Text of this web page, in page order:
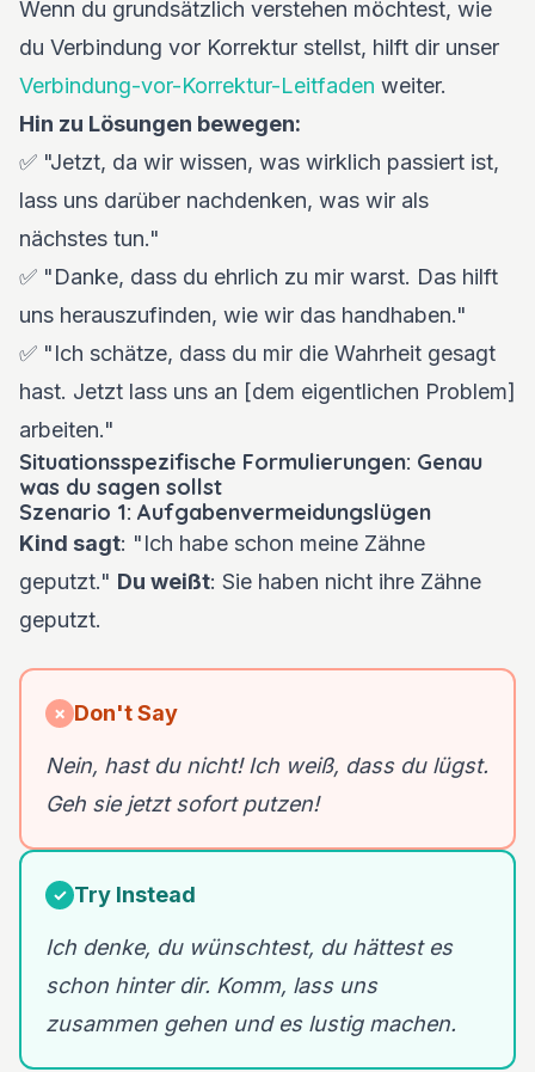
Wenn du grundsätzlich verstehen möchtest, wie
du Verbindung vor Korrektur stellst, hilft dir unser
Verbindung-vor-Korrektur-Leitfaden weiter.
Hin zu Lösungen bewegen:
✅ "Jetzt, da wir wissen, was wirklich passiert ist,
lass uns darüber nachdenken, was wir als
nächstes tun."
✅ "Danke, dass du ehrlich zu mir warst. Das hilft
uns herauszufinden, wie wir das handhaben."
✅ "Ich schätze, dass du mir die Wahrheit gesagt
hast. Jetzt lass uns an [dem eigentlichen Problem]
arbeiten."
Situationsspezifische Formulierungen: Genau
was du sagen sollst
Szenario 1: Aufgabenvermeidungslügen
Kind sagt: "Ich habe schon meine Zähne
geputzt." Du weißt: Sie haben nicht ihre Zähne
geputzt.
✗ Don't Say
Nein, hast du nicht! Ich weiß, dass du lügst.
Geh sie jetzt sofort putzen!
✓ Try Instead
Ich denke, du wünschtest, du hättest es
schon hinter dir. Komm, lass uns
zusammen gehen und es lustig machen.